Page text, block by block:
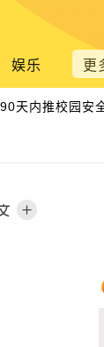
娱乐 更
天内推校园安